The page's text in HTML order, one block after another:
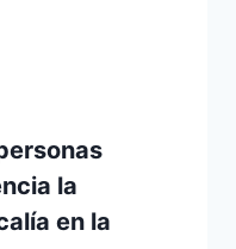
la
en la